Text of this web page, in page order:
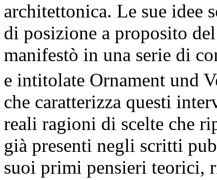
architettonica. Le sue idee
di posizione a proposito
manifestò in una serie di
e intitolate Ornament und
che caratterizza questi
reali ragioni di scelte che
già presenti negli scritti
suoi primi pensieri teorici,